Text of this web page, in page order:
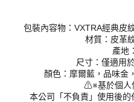
包裝內容物：VXTRA經典皮
材質：皮革
產地
尺寸：僅適用
顏色：摩爾藍，品味金
⚠︎※基於個人
本公司「不負責」使用後的